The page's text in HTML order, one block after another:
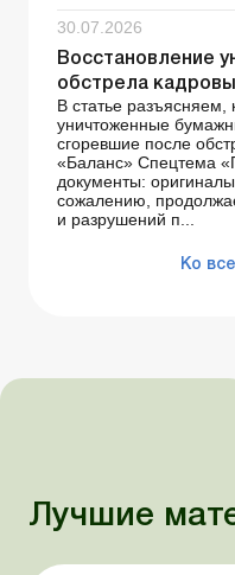
30.07.2026
Восстановление
обстрела
В статье разъясняем,
уничтоженные
сгоревшие после
«Баланс» Спецтема
документы:
сожалению,
и разрушений п...
Ко
Лучшие